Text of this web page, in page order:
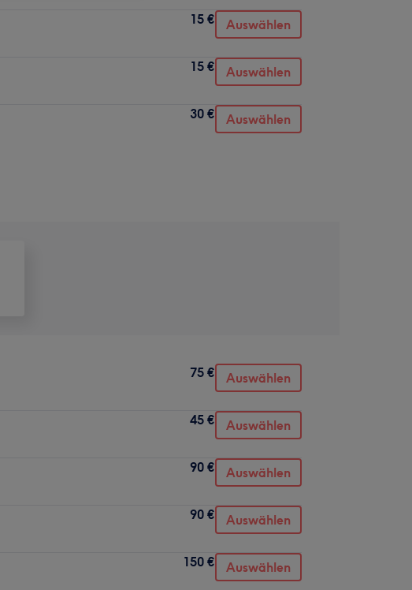
15 € Auswählen
15 € Auswählen
30 € Auswählen
75 € Auswählen
45 € Auswählen
90 € Auswählen
90 € Auswählen
150 € Auswählen